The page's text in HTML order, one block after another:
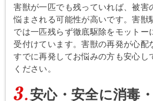
害獣が一匹でも残っていれば、被害
悩まされる可能性が高いです。害獣
では一匹残らず徹底駆除をモットー
受付けています。害獣の再発が心配
すでに再発してお悩みの方も安心し
ください。
安心・安全に消毒